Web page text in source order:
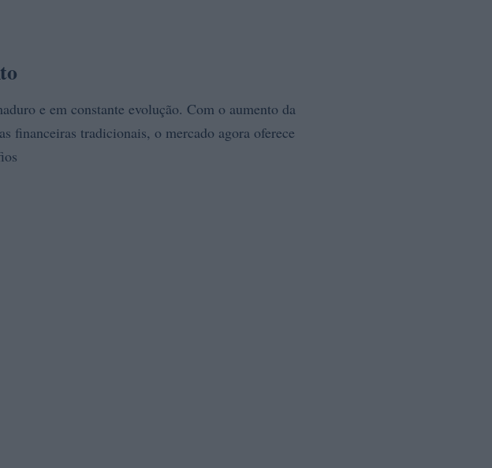
e em constante evolução. Com o aumento da
financeiras tradicionais, o mercado agora oferece